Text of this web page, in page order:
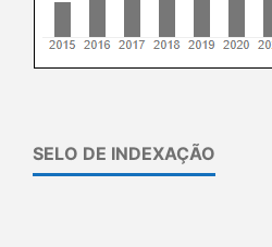
SELO DE INDEXAÇÃO